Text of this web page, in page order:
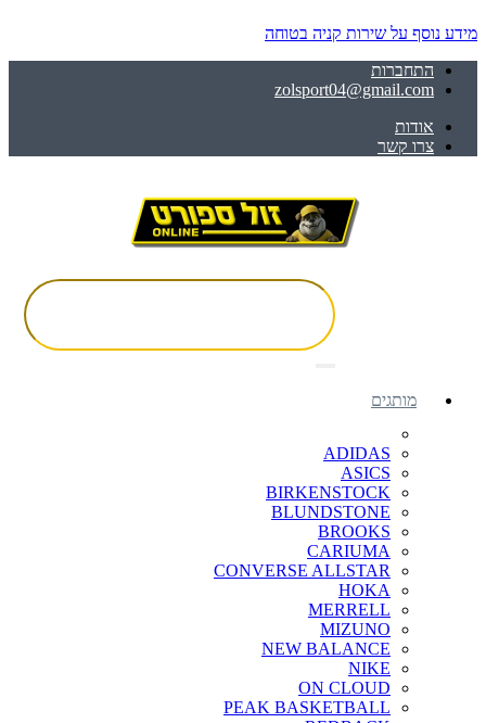
מידע נוסף על שירות קניה בטוחה
התחברות
zolsport04@gmail.com
אודות
צרו קשר
מותגים
ADIDAS
ASICS
BIRKENSTOCK
BLUNDSTONE
BROOKS
CARIUMA
CONVERSE ALLSTAR
HOKA
MERRELL
MIZUNO
NEW BALANCE
NIKE
ON CLOUD
PEAK BASKETBALL